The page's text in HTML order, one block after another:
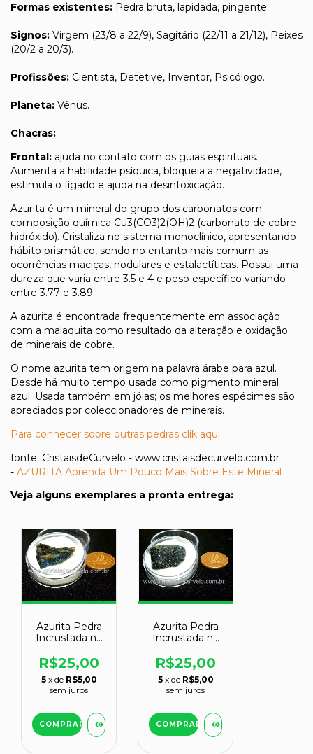
Formas existentes: Pedra bruta, lapidada, pingente.
Signos: Virgem (23/8 a 22/9), Sagitário (22/11 a 21/12), Peixes
(20/2 a 20/3).
Profissões: Cientista, Detetive, Inventor, Psicólogo.
Planeta: Vênus.
Chacras:
Frontal: ajuda no contato com os guias espirituais.
Aumenta a habilidade psíquica, bloqueia a negatividade,
estimula o fígado e ajuda na desintoxicação.
Azurita é um mineral do grupo dos carbonatos com
composição química Cu3(CO3)2(OH)2 (carbonato de cobre
hidróxido). Cristaliza no sistema monoclínico, apresentando
hábito prismático, sendo no entanto mais comum as
ocorrências maciças, nodulares e estalactíticas. Possui uma
dureza que varia entre 3.5 e 4 e peso específico variando
entre 3.77 e 3.89.
A azurita é encontrada frequentemente em associação
com a malaquita como resultado da alteração e oxidação
de minerais de cobre.
O nome azurita tem origem na palavra árabe para azul.
Desde há muito tempo usada como pigmento mineral
azul. Usada também em jóias; os melhores espécimes são
apreciados por coleccionadores de minerais.
Para conhecer sobre outras pedras clik aqui
fonte: CristaisdeCurvelo - www.cristaisdecurvelo.com.br
- AZURITA Aprenda Um Pouco Mais Sobre Este Mineral
Veja alguns exemplares a pronta entrega: